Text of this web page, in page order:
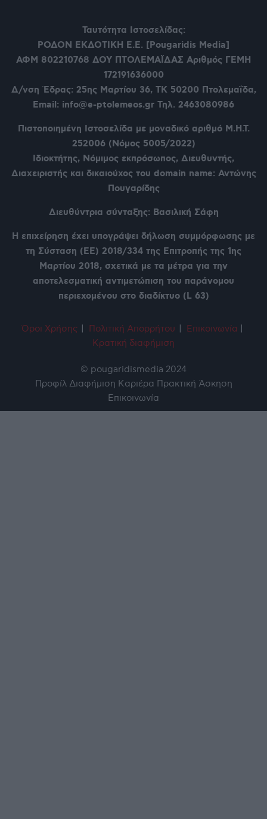
Ταυτότητα Ιστοσελίδας:
ΡΟΔΟΝ ΕΚΔΟΤΙΚΗ Ε.Ε. [Pougaridis Media]
ΑΦΜ 802210768 ΔΟΥ ΠΤΟΛΕΜΑΪΔΑΣ Αριθμός ΓΕΜΗ
172191636000
Δ/νση Έδρας: 25ης Μαρτίου 36, ΤΚ 50200 Πτολεμαΐδα,
Email: info@e-ptolemeos.gr Τηλ. 2463080986
Πιστοποιημένη Ιστοσελίδα με μοναδικό αριθμό Μ.Η.Τ.
252006 (Νόμος 5005/2022)
Ιδιοκτήτης, Νόμιμος εκπρόσωπος, Διευθυντής,
Διαχειριστής και δικαιούχος του domain name: Αντώνης
Πουγαρίδης
Διευθύντρια σύνταξης: Βασιλική Σάφη
Η επιχείρηση έχει υπογράψει δήλωση συμμόρφωσης με
τη Σύσταση (ΕΕ) 2018/334 της Επιτροπής της 1ης
Μαρτίου 2018, σχετικά με τα μέτρα για την
αποτελεσματική αντιμετώπιση του παράνομου
περιεχομένου στο διαδίκτυο (L 63)
Όροι Χρήσης Πολιτική Απορρήτου Επικοινωνία
Κρατική διαφήμιση
© pougaridismedia 2024
Προφίλ Διαφήμιση Καριέρα Πρακτική Άσκηση
Επικοινωνία